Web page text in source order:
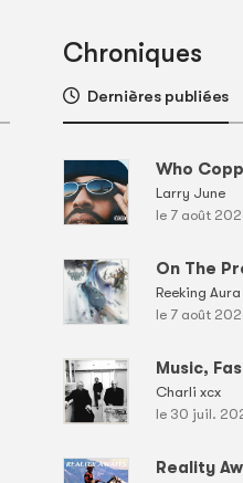
Chroniques
Dernières publiées
Who
Larry June
le 7 août
On The
Reeking Aura
le 7 août
Music,
Charli xcx
le 30 juil.
Reality